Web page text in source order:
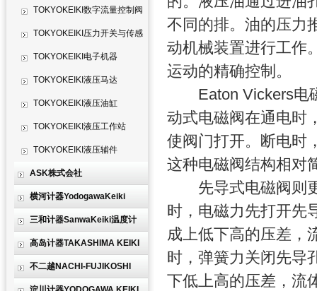
TOKYOKEIKI数字流量控制阀
TOKYOKEIKI压力开关与传感
器 TOKYOKEIKI电子机器
TOKYOKEIKI液压马达
TOKYOKEIKI液压油缸
TOKYOKEIKI液压工作站
TOKYOKEIKI液压辅件
ASK株式会社
横河计器YodogawaKeiki
三和计器SanwaKeiki温度计
高岛计器TAKASHIMA KEIKI
不二越NACHI-FUJIKOSHI
不同的排。油的压力
动机械装置进行工作
运动的精确控制。
Eaton Vickers电磁
动式电磁阀在通电时
使阀门打开。断电时
这种电磁阀结构相对
先导式电磁阀则更
时，电磁力先打开先
成上低下高的压差，
时，弹簧力关闭先导
下低上高的压差，流